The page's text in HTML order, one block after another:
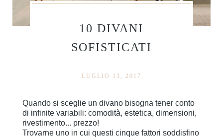
10 DIVANI
SOFISTICATI
LUGLIO 13, 2017
Quando si sceglie un divano bisogna tener conto
di infinite variabili: comodità, estetica, dimensioni,
rivestimento... prezzo!
Trovarne uno in cui questi cinque fattori soddisfino